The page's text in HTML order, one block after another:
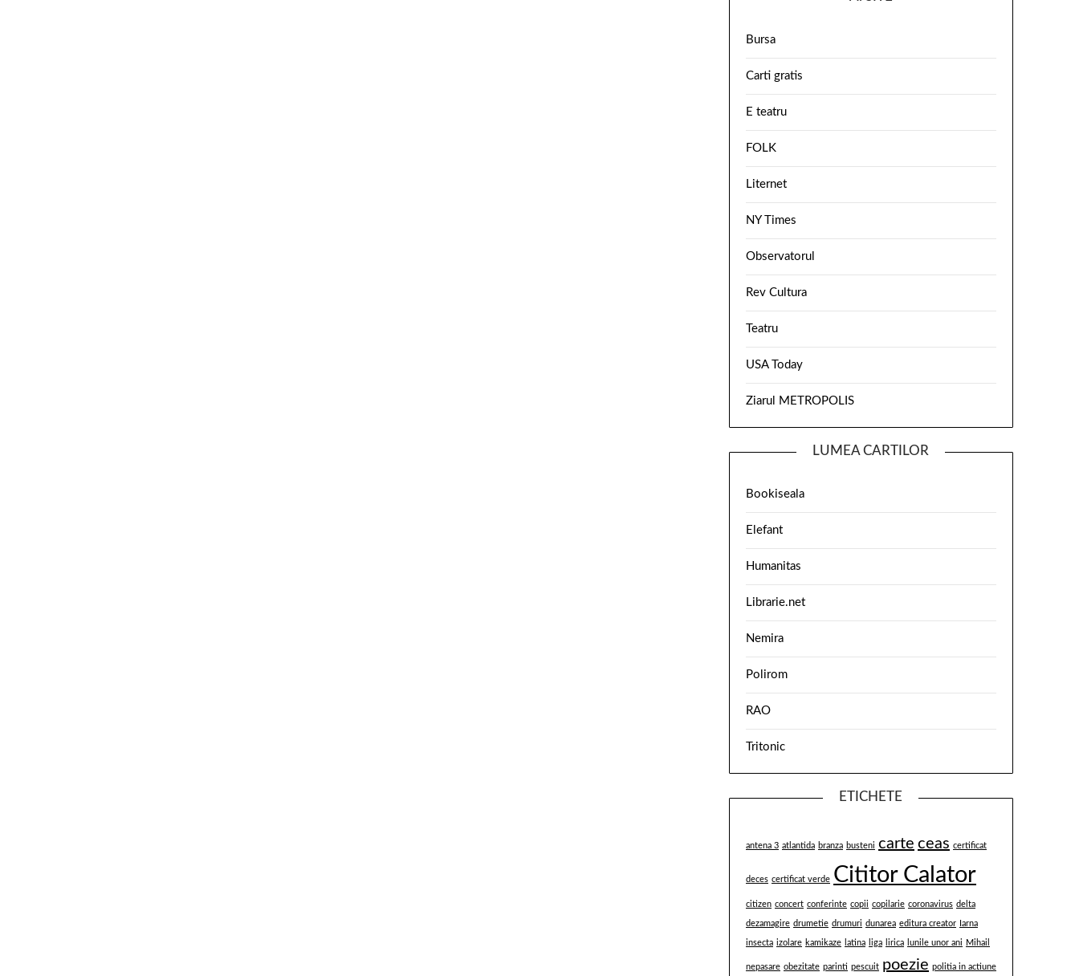
Bursa
Carti gratis
E teatru
FOLK
Liternet
NY Times
Observatorul
Rev Cultura
Teatru
USA Today
Ziarul METROPOLIS
LUMEA CARTILOR
Bookiseala
Elefant
Humanitas
Librarie.net
Nemira
Polirom
RAO
Tritonic
ETICHETE
antena 3 atlantida branza busteni carte ceas certificat
deces certificat verde Cititor Calator
citizen concert conferinte copii copilarie coronavirus delta
dezamagire drumetie drumuri dunarea editura creator Iarna
insecta izolare kamikaze latina liga lirica lunile unor ani Mihail
nepasare obezitate parinti pescuit poezie politia in actiune